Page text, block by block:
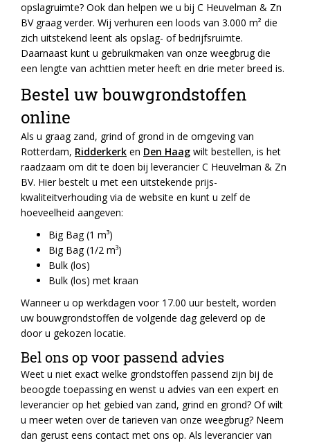
opslagruimte? Ook dan helpen we u bij C Heuvelman & Zn
BV graag verder. Wij verhuren een loods van 3.000 m² die
zich uitstekend leent als opslag- of bedrijfsruimte.
Daarnaast kunt u gebruikmaken van onze weegbrug die
een lengte van achttien meter heeft en drie meter breed is.
Bestel uw bouwgrondstoffen
online
Als u graag zand, grind of grond in de omgeving van
Rotterdam, Ridderkerk en Den Haag wilt bestellen, is het
raadzaam om dit te doen bij leverancier C Heuvelman & Zn
BV. Hier bestelt u met een uitstekende prijs-
kwaliteitverhouding via de website en kunt u zelf de
hoeveelheid aangeven:
Big Bag (1 m³)
Big Bag (1/2 m³)
Bulk (los)
Bulk (los) met kraan
Wanneer u op werkdagen voor 17.00 uur bestelt, worden
uw bouwgrondstoffen de volgende dag geleverd op de
door u gekozen locatie.
Bel ons op voor passend advies
Weet u niet exact welke grondstoffen passend zijn bij de
beoogde toepassing en wenst u advies van een expert en
leverancier op het gebied van zand, grind en grond? Of wilt
u meer weten over de tarieven van onze weegbrug? Neem
dan gerust eens contact met ons op. Als leverancier van